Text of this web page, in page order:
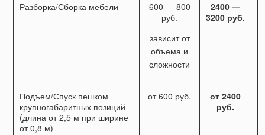
Разборка/Сборка мебели
600 — 800
руб.
зависит от
объема и
сложности
2400 —
3200 руб.
Подъем/Спуск пешком
крупногабаритных позиций
(длина от 2,5 м при ширине
от 0,8 м)
от 600 руб.
от 2400
руб.